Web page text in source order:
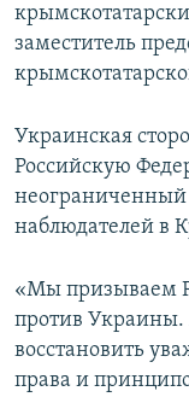
заместитель
Украинская
Российскую
наблюдателей в
«Мы призываем
против
восстановить
права и